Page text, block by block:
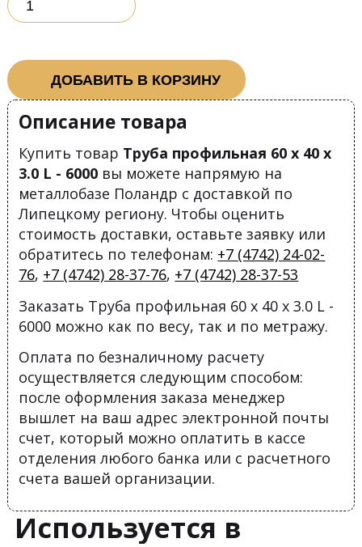
ДОБАВИТЬ В КОРЗИНУ
Описание товара
Купить товар Труба профильная 60 х 40 х
3.0 L - 6000 вы можете напрямую на
металлобазе Поландр с доставкой по
Липецкому региону. Чтобы оценить
стоимость доставки, оставьте заявку или
обратитесь по телефонам: +7 (4742) 24-02-
76, +7 (4742) 28-37-76, +7 (4742) 28-37-53
Заказать Труба профильная 60 х 40 х 3.0 L -
6000 можно как по весу, так и по метражу.
Оплата по безналичному расчету
осуществляется следующим способом:
после оформления заказа менеджер
вышлет на ваш адрес электронной почты
счет, который можно оплатить в кассе
отделения любого банка или с расчетного
счета вашей организации.
Используется в